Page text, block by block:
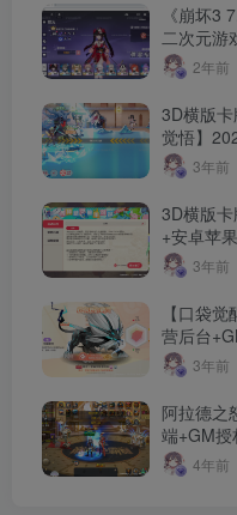
《崩坏3
二次元游
限资源、
2年前
3D横版
觉悟】
对接+安
+代理后台
3年前
3D横版
+安卓苹
建教程3年前
【口袋
营后台
3年前
阿拉德之
端+GM授
教程 4年前